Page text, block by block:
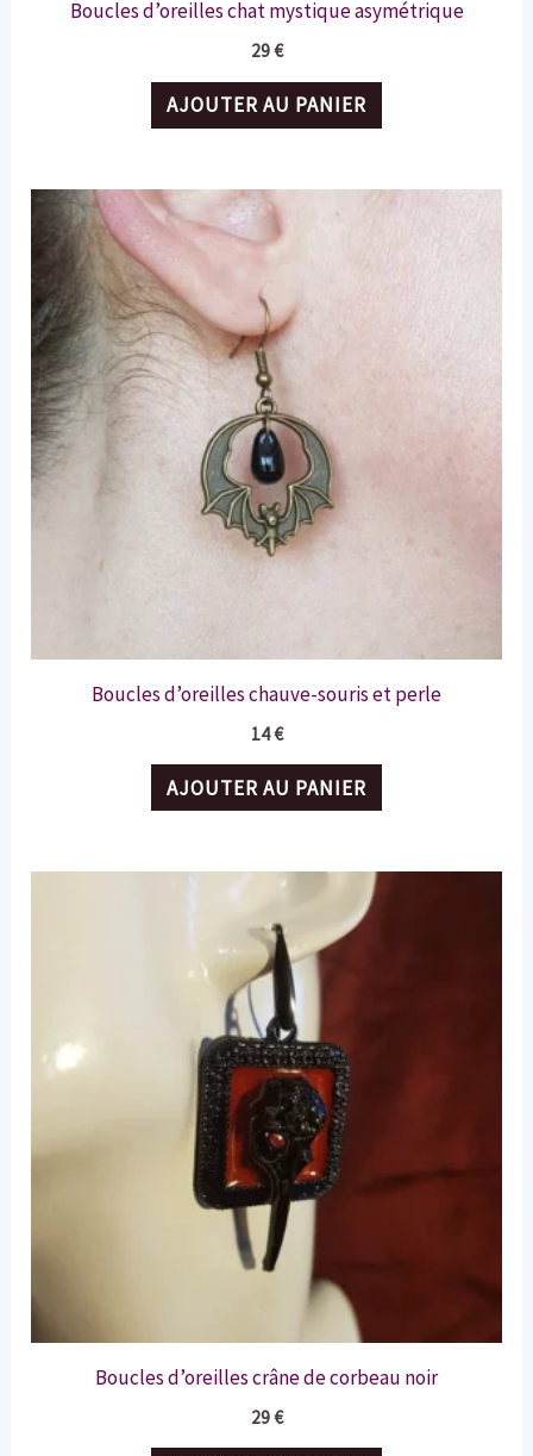
Boucles d’oreilles chat mystique asymétrique
29€
AJOUTER AU PANIER
Boucles d’oreilles chauve-souris et perle
14€
AJOUTER AU PANIER
Boucles d’oreilles crâne de corbeau noir
29€